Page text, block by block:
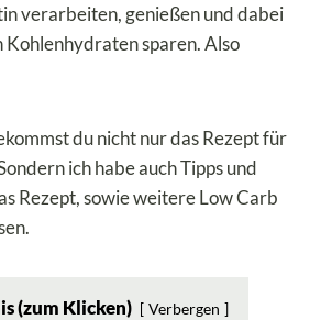
verarbeiten, genießen und dabei
Kohlenhydraten sparen. Also
du nicht nur das Rezept für
ich habe auch Tipps und
Rezept, sowie weitere Low Carb
(zum Klicken) Verbergen